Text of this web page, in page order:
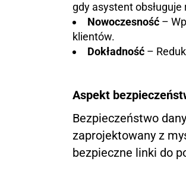
gdy asystent
Nowoczesność –
klientów.
Dokładność –
Aspekt
Bezpieczeństwo
zaprojektowany z
bezpieczne linki do